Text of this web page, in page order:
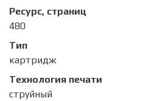
Ресурс, страниц
480
Тип
картридж
Технология печати
струйный